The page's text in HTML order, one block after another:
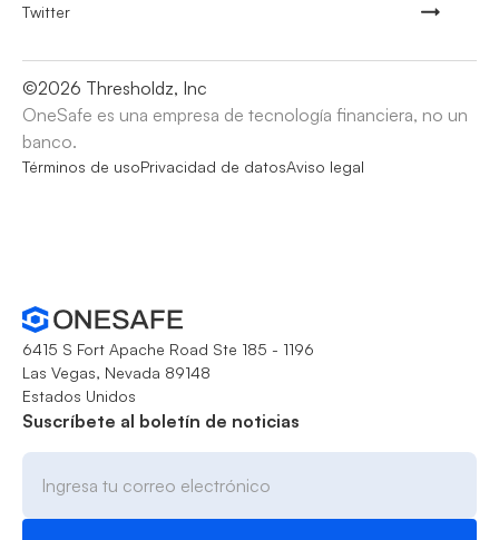
Twitter
©2026 Thresholdz, Inc
OneSafe es una empresa de tecnología financiera, no un
banco.
Términos de usoPrivacidad de datosAviso legal
6415 S Fort Apache Road Ste 185 - 1196
Las Vegas, Nevada 89148
Estados Unidos
Suscríbete al boletín de noticias